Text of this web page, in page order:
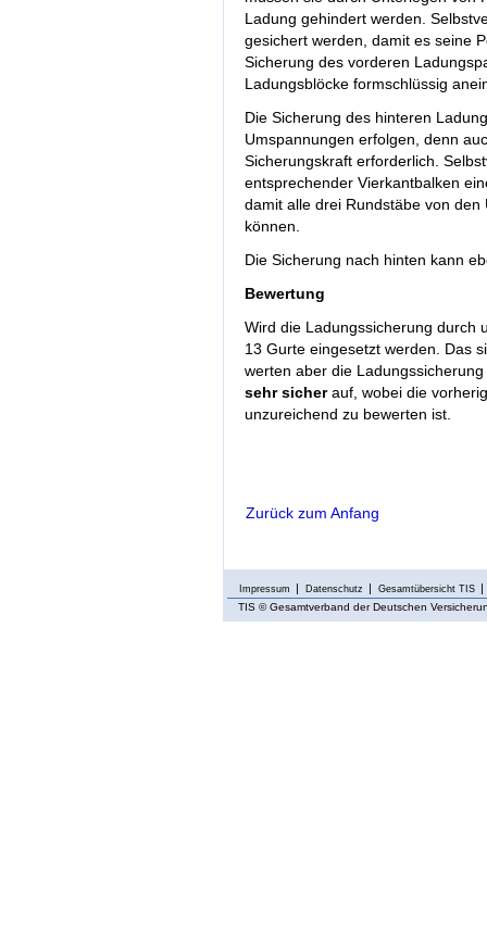
Ladung gehindert werden.
gesichert werden, damit es seine
Sicherung des vorderen
Ladungsblöcke formschlüssig
Die Sicherung des hinteren
Umspannungen erfolgen, denn
Sicherungskraft erforderlich.
entsprechender Vierkantbalken
damit alle drei Rundstäbe von
können.
Die Sicherung nach hinten kann
Bewertung
Wird die Ladungssicherung durch
13 Gurte eingesetzt werden. Das
werten aber die
sehr sicherauf, wobei die
unzureichend zu bewerten ist.
Zurück zum Anfang
Impressum Datenschutz Gesamtübersicht TIS
TIS © Gesamtverband der Deutschen